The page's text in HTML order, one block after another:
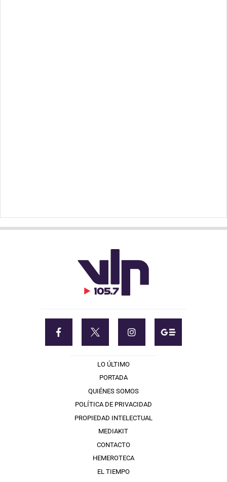
LO ÚLTIMO
PORTADA
QUIÉNES SOMOS
POLÍTICA DE PRIVACIDAD
PROPIEDAD INTELECTUAL
MEDIAKIT
CONTACTO
HEMEROTECA
EL TIEMPO